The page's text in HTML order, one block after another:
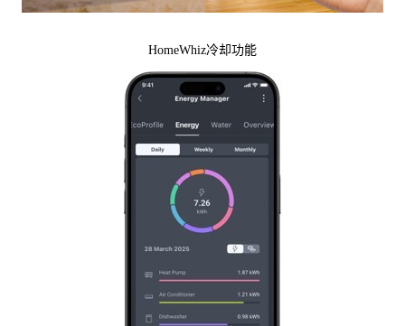
HomeWhiz冷却功能